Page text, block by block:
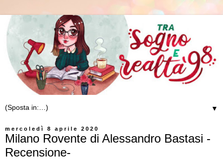
▼
mercoledì 8 aprile 2020
Milano Rovente di Alessandro Bastasi -
Recensione-